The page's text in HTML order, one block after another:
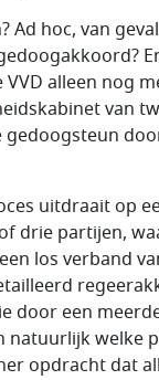
Ad hoc, van
alleen nog
van
uitdraait op
drie partijen,
los verband
door een
natuurlijk welke
opdracht dat